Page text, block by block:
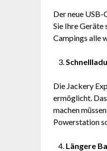
Der neue
Sie Ihre Geräte
Campings alle
Die Jackery
ermöglicht.
machen
Powerstation
Längere